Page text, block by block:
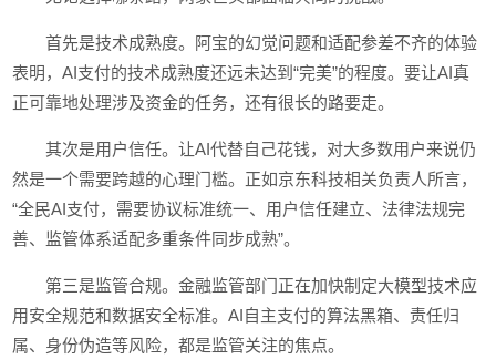
首先是技术成熟度。阿宝的幻觉问题和适配参差不齐的体验
表明，AI支付的技术成熟度还远未达到“完美”的程度。要让AI真
正可靠地处理涉及资金的任务，还有很长的路要走。
其次是用户信任。让AI代替自己花钱，对大多数用户来说仍
然是一个需要跨越的心理门槛。正如京东科技相关负责人所言，
“全民AI支付，需要协议标准统一、用户信任建立、法律法规完
善、监管体系适配多重条件同步成熟”。
第三是监管合规。金融监管部门正在加快制定大模型技术应
用安全规范和数据安全标准。AI自主支付的算法黑箱、责任归
属、身份伪造等风险，都是监管关注的焦点。